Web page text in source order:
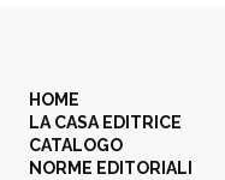
HOME
LA CASA EDITRICE
CATALOGO
NORME EDITORIALI